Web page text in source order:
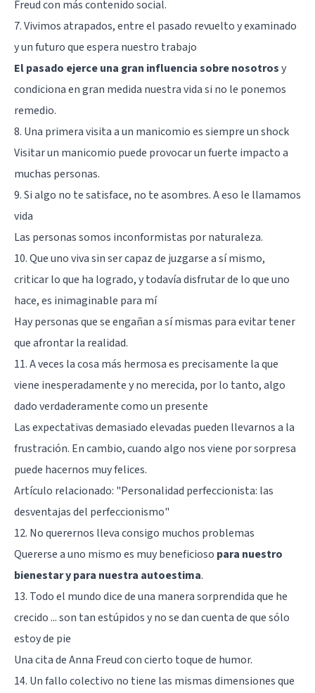
Freud con más contenido social.
7. Vivimos atrapados, entre el pasado revuelto y examinado
y un futuro que espera nuestro trabajo
El pasado ejerce una gran influencia sobre nosotrosy
condiciona en gran medida nuestra vida si no le ponemos
remedio.
8. Una primera visita a un manicomio es siempre un shock
Visitar un manicomio puede provocar un fuerte impacto a
muchas personas.
9. Si algo no te satisface, no te asombres. A eso le llamamos
vida
Las personas somos inconformistas por naturaleza.
10. Que uno viva sin ser capaz de juzgarse a sí mismo,
criticar lo que ha logrado, y todavía disfrutar de lo que uno
hace, es inimaginable para mí
Hay personas que se engañan a sí mismas para evitar tener
que afrontar la realidad.
11. A veces la cosa más hermosa es precisamente la que
viene inesperadamente y no merecida, por lo tanto, algo
dado verdaderamente como un presente
Las expectativas demasiado elevadas pueden llevarnos a la
frustración. En cambio, cuando algo nos viene por sorpresa
puede hacernos muy felices.
Artículo relacionado: "Personalidad perfeccionista: las
desventajas del perfeccionismo"
12. No querernos lleva consigo muchos problemas
Quererse a uno mismo es muy beneficioso para nuestro
bienestar y para nuestra autoestima.
13. Todo el mundo dice de una manera sorprendida que he
crecido ... son tan estúpidos y no se dan cuenta de que sólo
estoy de pie
Una cita de Anna Freud con cierto toque de humor.
14. Un fallo colectivo no tiene las mismas dimensiones que